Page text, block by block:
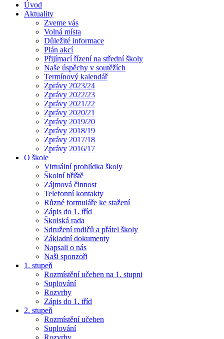
Úvod
Aktuality
Zveme vás
Volná místa
Důležité informace
Plán akcí
Přijímací řízení na střední školy
Naše úspěchy v soutěžích
Termínový kalendář
Zprávy 2023/24
Zprávy 2022/23
Zprávy 2021/22
Zprávy 2020/21
Zprávy 2019/20
Zprávy 2018/19
Zprávy 2017/18
Zprávy 2016/17
O škole
Virtuální prohlídka školy
Školní hřiště
Zájmová činnost
Telefonní kontakty
Různé formuláře ke stažení
Zápis do 1. tříd
Školská rada
Sdružení rodičů a přátel školy
Základní dokumenty
Napsali o nás
Naši sponzoři
1. stupeň
Rozmístění učeben na 1. stupni
Suplování
Rozvrhy
Zápis do 1. tříd
2. stupeň
Rozmístění učeben
Suplování